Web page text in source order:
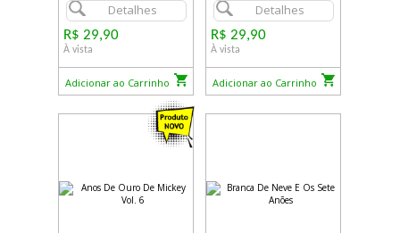
Detalhes
R$ 29,90
À vista
Adicionar ao Carrinho
Detalhes
R$ 29,90
À vista
Adicionar ao Carrinho